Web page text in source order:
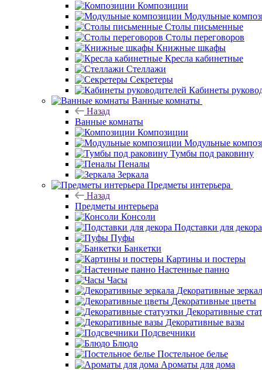
Композиции
Модульные
Столы письменные
Столы переговоров
Книжные шкафы
Кресла кабинетные
Стеллажи
Секретеры
Кабинеты
Ванные комнаты
Назад
Ванные комнаты
Композиции
Модульные
Тумбы под раковину
Пеналы
Зеркала
Предметы интерьера
Назад
Предметы интерьера
Консоли
Подставки для декора
Пуфы
Банкетки
Картины и постеры
Настенные панно
Часы
Декоративные
Декоративные цветы
Декоративные
Декоративные вазы
Подсвечники
Блюдо
Постельное белье
Ароматы для дома